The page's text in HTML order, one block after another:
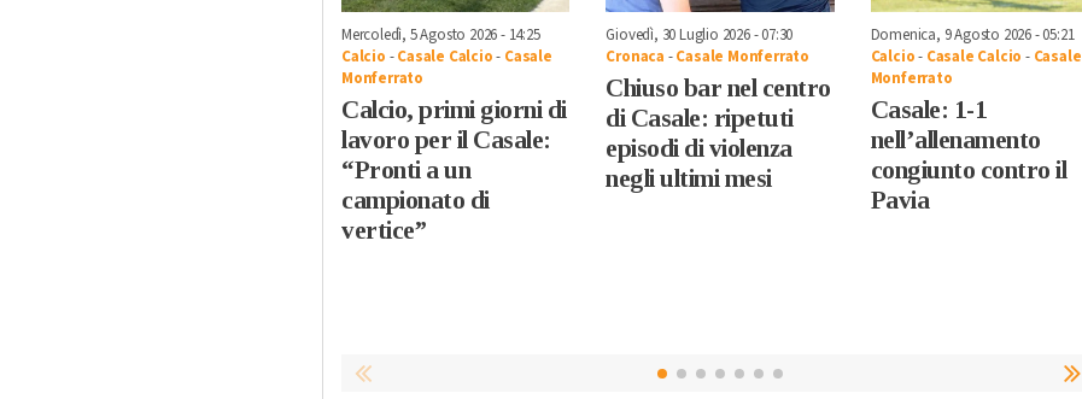
Mercoledì, 5 Agosto 2026 - 14:25
Calcio -Casale Calcio- Casale
Monferrato
Calcio, primi giorni di
lavoro per il Casale:
“Pronti a un
campionato di
vertice”
Giovedì, 30 Luglio 2026 - 07:30
Cronaca -Casale Monferrato
Chiuso bar nel centro
di Casale: ripetuti
episodi di violenza
negli ultimi mesi
Domenica, 9 Agosto 2026 - 05:21
Calcio- Casale Calcio - Casale
Monferrato
Casale: 1-1
nell’allenamento
congiunto contro il
Pavia